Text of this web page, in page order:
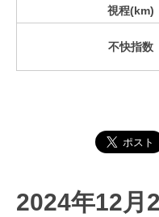
視程(km)
不快指数
2024年12月